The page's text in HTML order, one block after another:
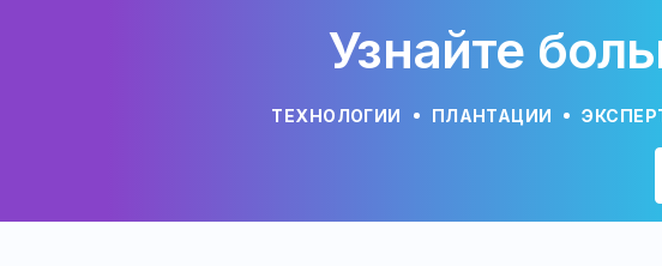
Узнайте
ТЕХНОЛОГИИ ПЛАНТАЦИИ